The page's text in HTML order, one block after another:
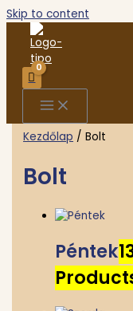
Skip to content
Kezdőlap / Bolt
Bolt
Péntek